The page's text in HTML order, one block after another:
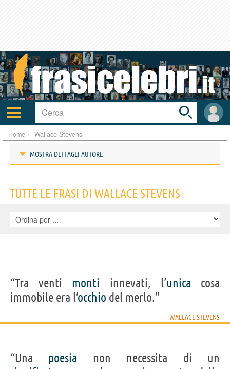
Attiva/disattiva
navigazione
User
area
Toggle
search
bar
Home Wallace Stevens
MOSTRA DETTAGLI AUTORE
IDENTIKIT E DATI ANAGRAFICI
Nome
Wallace
Cognome Stevens
Sesso maschile
TUTTE LE FRASI DI WALLACE STEVENS
“Tra venti monti innevati, l’unica cosa
immobile era l’occhio del merlo.”
WALLACE STEVENS
“Una poesia non necessita di un